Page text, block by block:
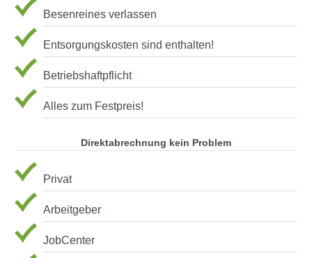
Besenreines verlassen
Entsorgungskosten sind enthalten!
Betriebshaftpflicht
Alles zum Festpreis!
Direktabrechnung kein Problem
Privat
Arbeitgeber
JobCenter